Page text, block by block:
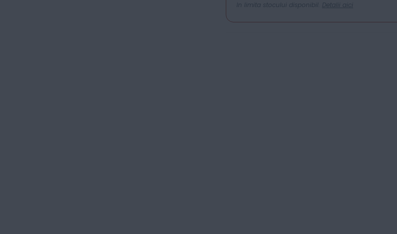
In limita stocului disponibil. Detalii aici